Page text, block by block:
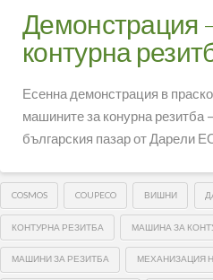
Демонстрация
контурна
Есенна демонстрация в
машините за конурна резитба
българския пазар от Дарели
COSMOS COUPECO ВИШНИ
КОНТУРНА РЕЗИТБА МАШИНА ЗА
МАШИНИ ЗА РЕЗИТБА МЕХАНИЗАЦИЯ